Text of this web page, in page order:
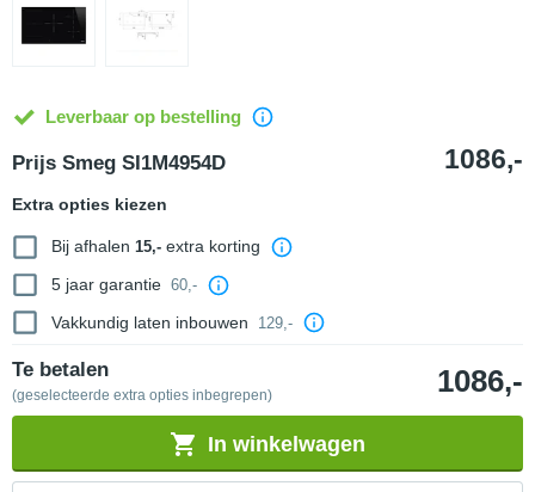
Leverbaar op bestelling
Prijs Smeg SI1M4954D 1086,-
Extra opties kiezen
Bij afhalen 15,-extra korting
5 jaar garantie 60,-
Vakkundig laten inbouwen 129,-
Te betalen
(geselecteerde extra opties inbegrepen) 1086,-
In winkelwagen